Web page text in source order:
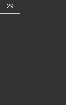
29